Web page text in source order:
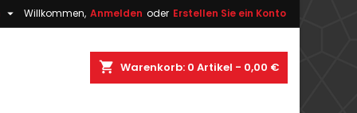
Willkommen, Anmelden oder Erstellen Sie ein Konto

shopping_cart Warenkorb: 0 Artikel - 0,00 €